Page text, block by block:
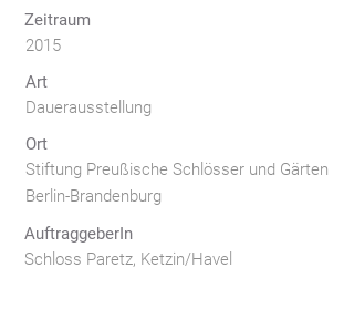
Zeitraum
2015
Art
Dauerausstellung
Ort
Stiftung Preußische Schlösser und Gärten
Berlin-Brandenburg
AuftraggeberIn
Schloss Paretz, Ketzin/Havel